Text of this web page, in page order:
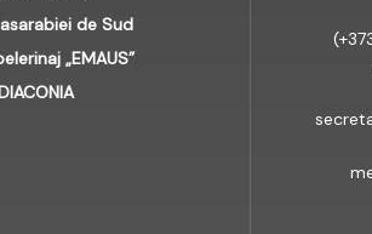
de Sud
„EMAUS”